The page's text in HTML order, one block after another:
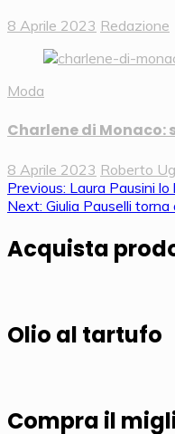
8 Aprile 2023 Redazione
Moda
Charlene di
8 Aprile 2023 Roberto
Navigazione
Previous: Laura Pausini
Next: Giulia Pauselli
Acquista
Olio al tartufo
Compra il